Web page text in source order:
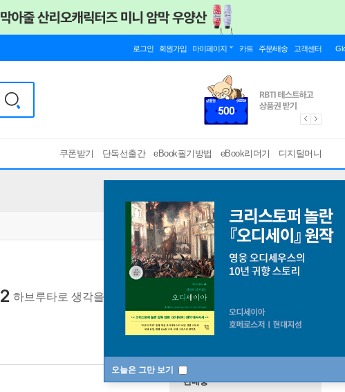
로그인 회원가입 마이페이지 카트 주문/배송 고객센터
쿠폰받기 단독선출간 eBook필기방법 eBook리더기 디지털머니
오늘은 그만 보기
하브루타로 생각을 키우는 초등 첫 리딩
판매중